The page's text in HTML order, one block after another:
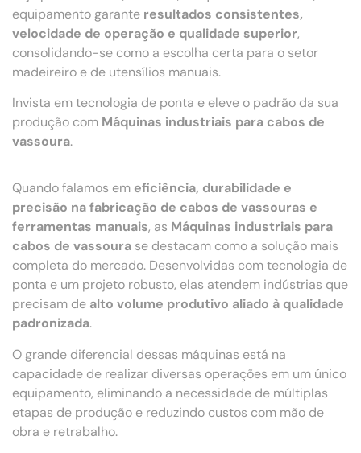
equipamento garante resultados consistentes,
velocidade de operação e qualidade superior,
consolidando-se como a escolha certa para o setor
madeireiro e de utensílios manuais.
Invista em tecnologia de ponta e eleve o padrão da sua
produção com Máquinas industriais para cabos de
vassoura.
Quando falamos em eficiência, durabilidade e
precisão na fabricação de cabos de vassouras e
ferramentas manuais, as Máquinas industriais para
cabos de vassoura se destacam como a solução mais
completa do mercado. Desenvolvidas com tecnologia de
ponta e um projeto robusto, elas atendem indústrias que
precisam de alto volume produtivo aliado à qualidade
padronizada.
O grande diferencial dessas máquinas está na
capacidade de realizar diversas operações em um único
equipamento, eliminando a necessidade de múltiplas
etapas de produção e reduzindo custos com mão de
obra e retrabalho.